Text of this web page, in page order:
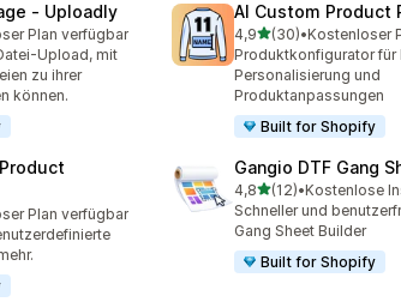
‑ Uploadly
Plan verfügbar
Upload, mit
zu ihrer
können.
AI Custom Product
4,9von 5 Sternen
(30)
30 Rezensionen
•Kostenloser
Produktkonfigurator für
Personalisierung und
Produktanpassungen
Built for Shopify
Plan verfügbar
Gangio DTF Gang
4,8von 5 Sternen
(12)
12 Rezensionen
•Kostenlose
Schneller und
Gang Sheet Builder
Built for Shopify